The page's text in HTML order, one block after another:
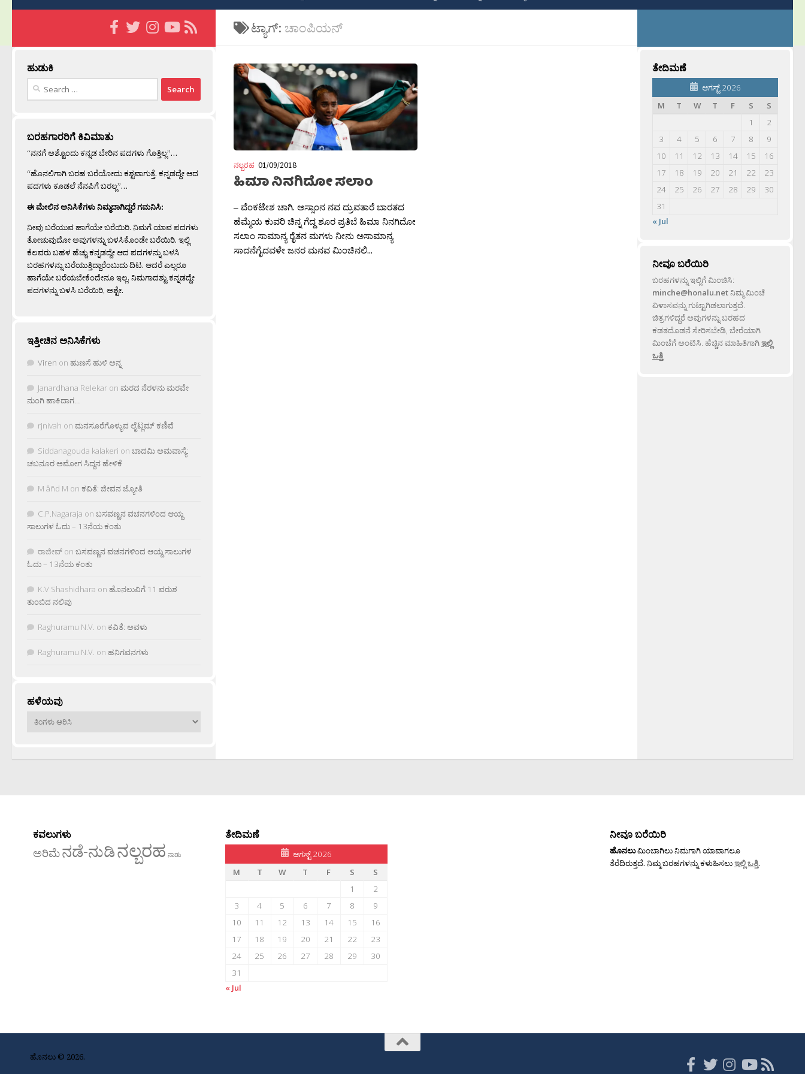
ಟ್ಯಾಗ್: ಚಾಂಪಿಯನ್
ನಲ್ಬರಹ 01/09/2018
ಹಿಮಾ ನಿನಗಿದೋ ಸಲಾಂ
– ವೆಂಕಟೇಶ ಚಾಗಿ. ಅಸ್ಸಾಂನ ನವ ದ್ರುವತಾರೆ ಬಾರತದ
ಹೆಮ್ಮೆಯ ಕುವರಿ ಚಿನ್ನ ಗೆದ್ದ ಶೂರ ಪ್ರತಿಬೆ ಹಿಮಾ ನಿನಗಿದೋ
ಸಲಾಂ ಸಾಮಾನ್ಯ ರೈತನ ಮಗಳು ನೀನು ಅಸಾಮಾನ್ಯ
ಸಾದನೆಗೈದವಳೇ ಜನರ ಮನವ ಮಿಂಚಿನಲಿ...
ಹುಡುಕಿ
Search
ಬರಹಗಾರರಿಗೆ ಕಿವಿಮಾತು
“ನನಗೆ ಅಶ್ಟೊಂದು ಕನ್ನಡ ಬೇರಿನ ಪದಗಳು ಗೊತ್ತಿಲ್ಲ”…
“ಹೊನಲಿಗಾಗಿ ಬರಹ ಬರೆಯೋದು ಕಶ್ಟವಾಗುತ್ತೆ. ಕನ್ನಡದ್ದೇ ಆದ
ಪದಗಳು ಕೂಡಲೆ ನೆನಪಿಗೆ ಬರಲ್ಲ”…
ಈ ಮೇಲಿನ ಅನಿಸಿಕೆಗಳು ನಿಮ್ಮದಾಗಿದ್ದರೆ ಗಮನಿಸಿ:
ನೀವು ಬರೆಯುವ ಹಾಗೆಯೇ ಬರೆಯಿರಿ. ನಿಮಗೆ ಯಾವ ಪದಗಳು
ತೋಚುವುದೋ ಅವುಗಳನ್ನು ಬಳಸಿಕೊಂಡೇ ಬರೆಯಿರಿ. ಇಲ್ಲಿ
ಕೆಲವರು ಬಹಳ ಹೆಚ್ಚು ಕನ್ನಡದ್ದೇ ಆದ ಪದಗಳನ್ನು ಬಳಸಿ
ಬರಹಗಳನ್ನು ಬರೆಯುತ್ತಿದ್ದಾರೆಂಬುದು ದಿಟ. ಆದರೆ ಎಲ್ಲರೂ
ಹಾಗೆಯೇ ಬರೆಯಬೇಕೆಂದೇನೂ ಇಲ್ಲ. ನಿಮಗಾದಶ್ಟು ಕನ್ನಡದ್ದೇ
ಪದಗಳನ್ನು ಬಳಸಿ ಬರೆಯಿರಿ, ಅಶ್ಟೇ.
ಇತ್ತೀಚಿನ ಅನಿಸಿಕೆಗಳು
Viren on ಹುಣಸೆ ಹುಳಿ ಅನ್ನ
Janardhana Relekar on ಮರದ ನೆರಳನು ಮರವೇ
ನುಂಗಿ ಹಾಕಿದಾಗ…
rjnivah on ಮನಸೂರೆಗೊಳ್ಳುವ ಲೈಟ್ಲಮ್ ಕಣಿವೆ
Siddanagouda kalakeri on ಬಾದಮಿ ಅಮವಾಸ್ಯೆ:
ಚಬನೂರ ಅಮೋಗ ಸಿದ್ದನ ಹೇಳಿಕೆ
M âñd M on ಕವಿತೆ: ಜೀವನ ಜ್ಯೋತಿ
C.P.Nagaraja on ಬಸವಣ್ಣನ ವಚನಗಳಿಂದ ಆಯ್ದ
ಸಾಲುಗಳ ಓದು – 13ನೆಯ ಕಂತು
ರಾಜೀವ್ on ಬಸವಣ್ಣನ ವಚನಗಳಿಂದ ಆಯ್ದ ಸಾಲುಗಳ
ಓದು – 13ನೆಯ ಕಂತು
K.V Shashidhara on ಹೊನಲುವಿಗೆ 11 ವರುಶ
ತುಂಬಿದ ನಲಿವು
Raghuramu N.V. on ಕವಿತೆ: ಅವಳು
Raghuramu N.V. on ಹನಿಗವನಗಳು
ಹಳೆಯವು
ಹಳೆಯವು
ತೇದಿಮಣೆ
ಆಗಸ್ಟ್ 2026
M
T W T F S
S
1
2
3
4 5 6 7 8
9
10
11 12 13 14 15
16
17
18 19 20 21 22
23
24
25 26 27 28 29
30
31
« Jul
ನೀವೂ ಬರೆಯಿರಿ
ಬರಹಗಳನ್ನು ಇಲ್ಲಿಗೆ ಮಿಂಚಿಸಿ:
minche@honalu.netನಿಮ್ಮ ಮಿಂಚೆ
ವಿಳಾಸವನ್ನು ಗುಟ್ಟಾಗಿಡಲಾಗುತ್ತದೆ.
ಚಿತ್ರಗಳಿದ್ದರೆ ಅವುಗಳನ್ನು ಬರಹದ
ಕಡತದೊಡನೆ ಸೇರಿಸಬೇಡಿ, ಬೇರೆಯಾಗಿ
ಮಿಂಚೆಗೆ ಅಂಟಿಸಿ. ಹೆಚ್ಚಿನ ಮಾಹಿತಿಗಾಗಿಇಲ್ಲಿ
ಒತ್ತಿ.
ಕವಲುಗಳು
ಅರಿಮೆನಡೆ-ನುಡಿನಲ್ಬರಹ ನಾಡು
ತೇದಿಮಣೆ
ಆಗಸ್ಟ್ 2026
M
T W T F S
S
1
2
3
4 5 6 7 8
9
10
11 12 13 14 15
16
17
18 19 20 21 22
23
24
25 26 27 28 29
30
31
« Jul
ನೀವೂ ಬರೆಯಿರಿ
ಹೊನಲುಮಿಂಬಾಗಿಲು ನಿಮಗಾಗಿ ಯಾವಾಗಲೂ
ತೆರೆದಿರುತ್ತದೆ. ನಿಮ್ಮ ಬರಹಗಳನ್ನು ಕಳುಹಿಸಲುಇಲ್ಲಿ ಒತ್ತಿ.
ಹೊನಲು © 2026.